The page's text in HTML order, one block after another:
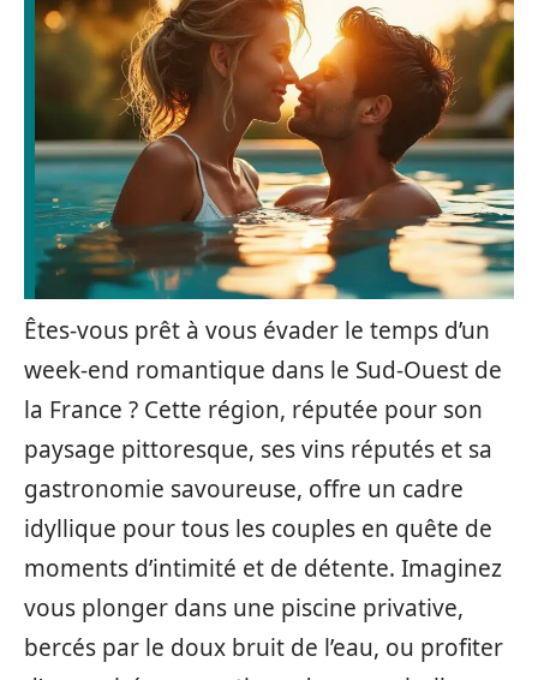
Êtes-vous prêt à vous évader le temps d’un
week-end romantique dans le Sud-Ouest de
la France ? Cette région, réputée pour son
paysage pittoresque, ses vins réputés et sa
gastronomie savoureuse, offre un cadre
idyllique pour tous les couples en quête de
moments d’intimité et de détente. Imaginez
vous plonger dans une piscine privative,
bercés par le doux bruit de l’eau, ou profiter